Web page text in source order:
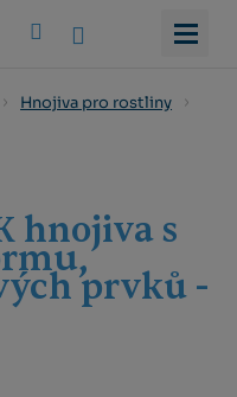
Hnojiva pro rostliny
hnojiva s
prvků -